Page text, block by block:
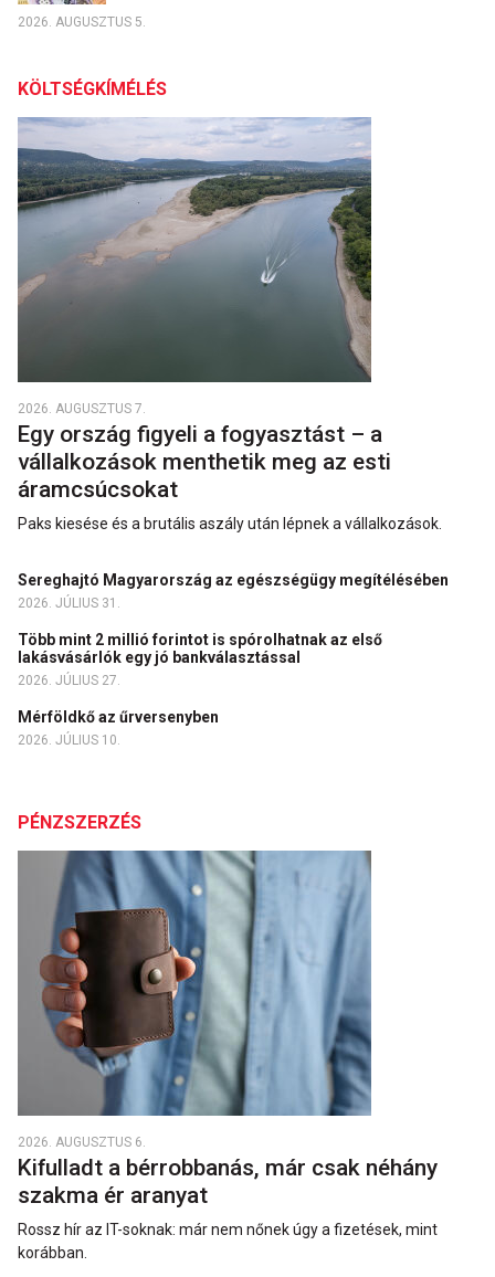
2026. AUGUSZTUS 5.
KÖLTSÉGKÍMÉLÉS
2026. AUGUSZTUS 7.
Egy ország figyeli a fogyasztást – a
vállalkozások menthetik meg az esti
áramcsúcsokat
Paks kiesése és a brutális aszály után lépnek a vállalkozások.
Sereghajtó Magyarország az egészségügy megítélésében
2026. JÚLIUS 31.
Több mint 2 millió forintot is spórolhatnak az első
lakásvásárlók egy jó bankválasztással
2026. JÚLIUS 27.
Mérföldkő az űrversenyben
2026. JÚLIUS 10.
PÉNZSZERZÉS
2026. AUGUSZTUS 6.
Kifulladt a bérrobbanás, már csak néhány
szakma ér aranyat
Rossz hír az IT-soknak: már nem nőnek úgy a fizetések, mint
korábban.